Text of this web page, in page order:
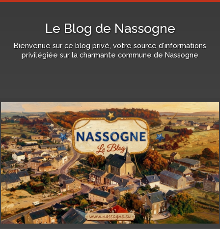
Le Blog de Nassogne
Bienvenue sur ce blog privé, votre source d'informations
privilégiée sur la charmante commune de Nassogne